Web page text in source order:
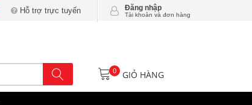
Hỗ trợ trực tuyến Đăng nhập
Tài khoản và đơn hàng
0 GIỎ HÀNG